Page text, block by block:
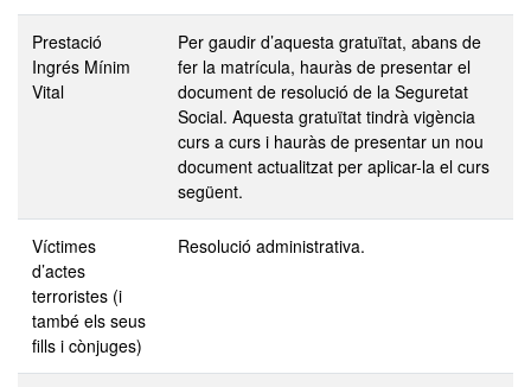
Prestació
Ingrés Mínim
Vital
Per gaudir d’aquesta gratuïtat, abans de
fer la matrícula, hauràs de presentar el
document de resolució de la Seguretat
Social. Aquesta gratuïtat tindrà vigència
curs a curs i hauràs de presentar un nou
document actualitzat per aplicar-la el curs
següent.
Víctimes
d’actes
terroristes (i
també els seus
fills i cònjuges)
Resolució administrativa.